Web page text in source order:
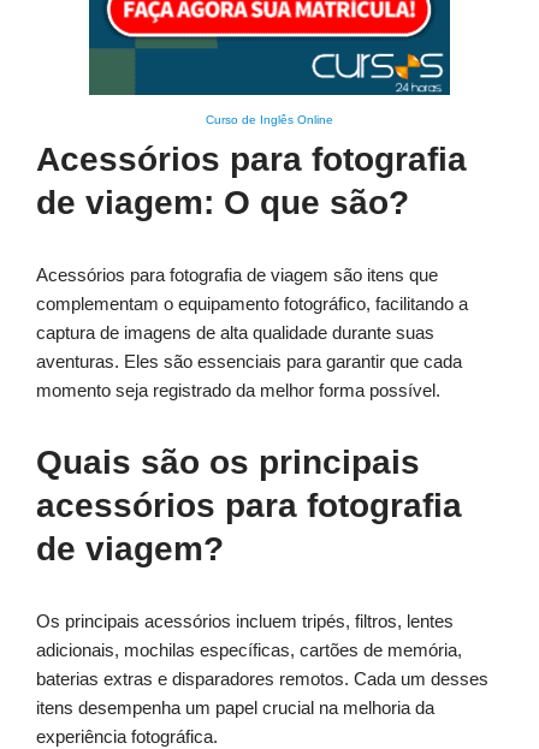
Curso de Inglês Online
Acessórios para fotografia
de viagem: O que são?
Acessórios para fotografia de viagem são itens que
complementam o equipamento fotográfico, facilitando a
captura de imagens de alta qualidade durante suas
aventuras. Eles são essenciais para garantir que cada
momento seja registrado da melhor forma possível.
Quais são os principais
acessórios para fotografia
de viagem?
Os principais acessórios incluem tripés, filtros, lentes
adicionais, mochilas específicas, cartões de memória,
baterias extras e disparadores remotos. Cada um desses
itens desempenha um papel crucial na melhoria da
experiência fotográfica.